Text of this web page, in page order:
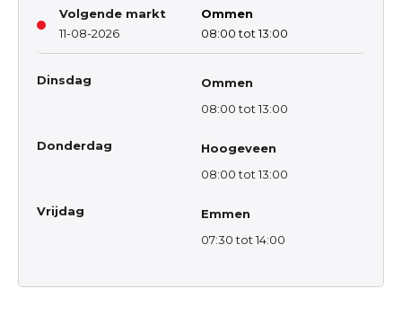
Volgende markt
11-08-2026
Ommen
08:00 tot 13:00
Dinsdag
Ommen
08:00 tot 13:00
Donderdag
Hoogeveen
08:00 tot 13:00
Vrijdag
Emmen
07:30 tot 14:00